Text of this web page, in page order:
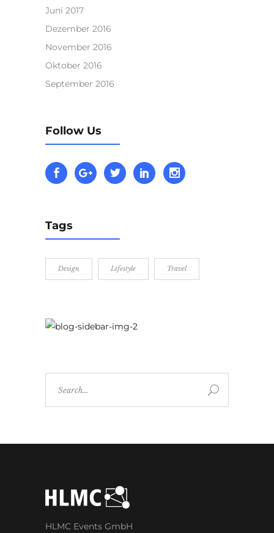
Juni 2017
Dezember 2016
November 2016
Oktober 2016
September 2016
Follow Us
Tags
Design Lifestyle Travel
for:
HLMC Events GmbH